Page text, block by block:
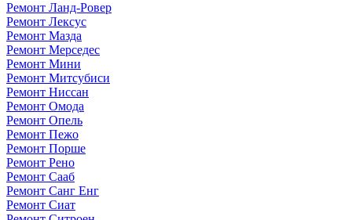
Ремонт Ланд-Ровер
Ремонт Лексус
Ремонт Мазда
Ремонт Мерседес
Ремонт Мини
Ремонт Митсубиси
Ремонт Ниссан
Ремонт Омода
Ремонт Опель
Ремонт Пежо
Ремонт Порше
Ремонт Рено
Ремонт Сааб
Ремонт Санг Енг
Ремонт Сиат